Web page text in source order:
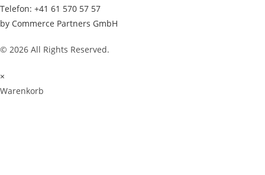
Telefon: +41 61 570 57 57
by Commerce Partners GmbH
© 2026 All Rights Reserved.
×
Warenkorb